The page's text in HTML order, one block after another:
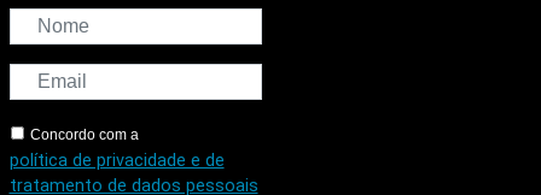
Concordo com a
política de privacidade e de
tratamento de dados pessoais